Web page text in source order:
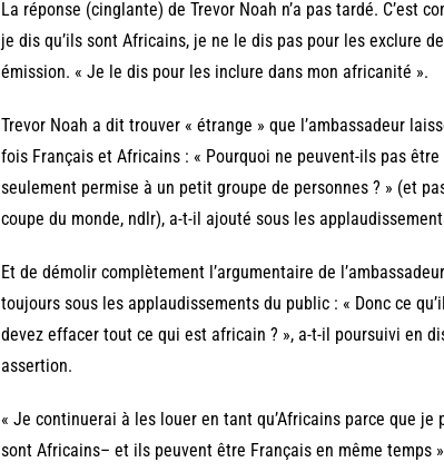
La réponse (cinglante) de Trevor Noah n’a pas tardé. C’est
je dis qu’ils sont Africains, je ne le dis pas pour les exclure
émission. « Je le dis pour les inclure dans mon africanité ».
Trevor Noah a dit trouver « étrange » que l’ambassadeur
fois Français et Africains : « Pourquoi ne peuvent-ils pas
seulement permise à un petit groupe de personnes ? » (et
coupe du monde, ndlr), a-t-il ajouté sous les
Et de démolir complètement l’argumentaire de
toujours sous les applaudissements du public : « Donc ce
devez effacer tout ce qui est africain ? », a-t-il poursuivi en
assertion.
« Je continuerai à les louer en tant qu’Africains parce que je
sont Africains– et ils peuvent être Français en même temps